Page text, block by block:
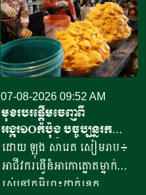
07-08-2026 09:52 AM
មុខរបរផ្តើមចេញពី
អង្ករ១០កំប៉ុង​ បច្ចុប្បន្ន​រក
ចំណូលបាន​ជិត១០លានរៀល
ក្នុងមួយថ្ងៃ
ដោយ ឡុង សារេត​ សៀមរាប៖ ​
អាជីវករ​​ធ្វើនំអាកោត្នោត​ម្នាក់
រស់នៅភូមិព្រះដាក់ខេត្ត